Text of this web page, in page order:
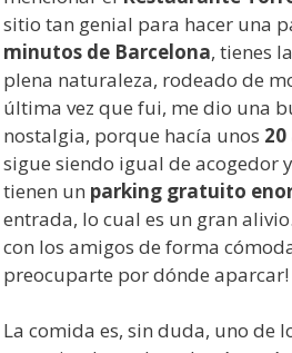
sitio tan genial para hacer una
minutos de Barcelona, tienes
plena naturaleza, rodeado de
última vez que fui, me dio una
nostalgia, porque hacía unos
sigue siendo igual de acogedor
tienen un parking gratuito
entrada, lo cual es un gran
con los amigos de forma
preocuparte por dónde aparcar!
La comida es, sin duda, uno de